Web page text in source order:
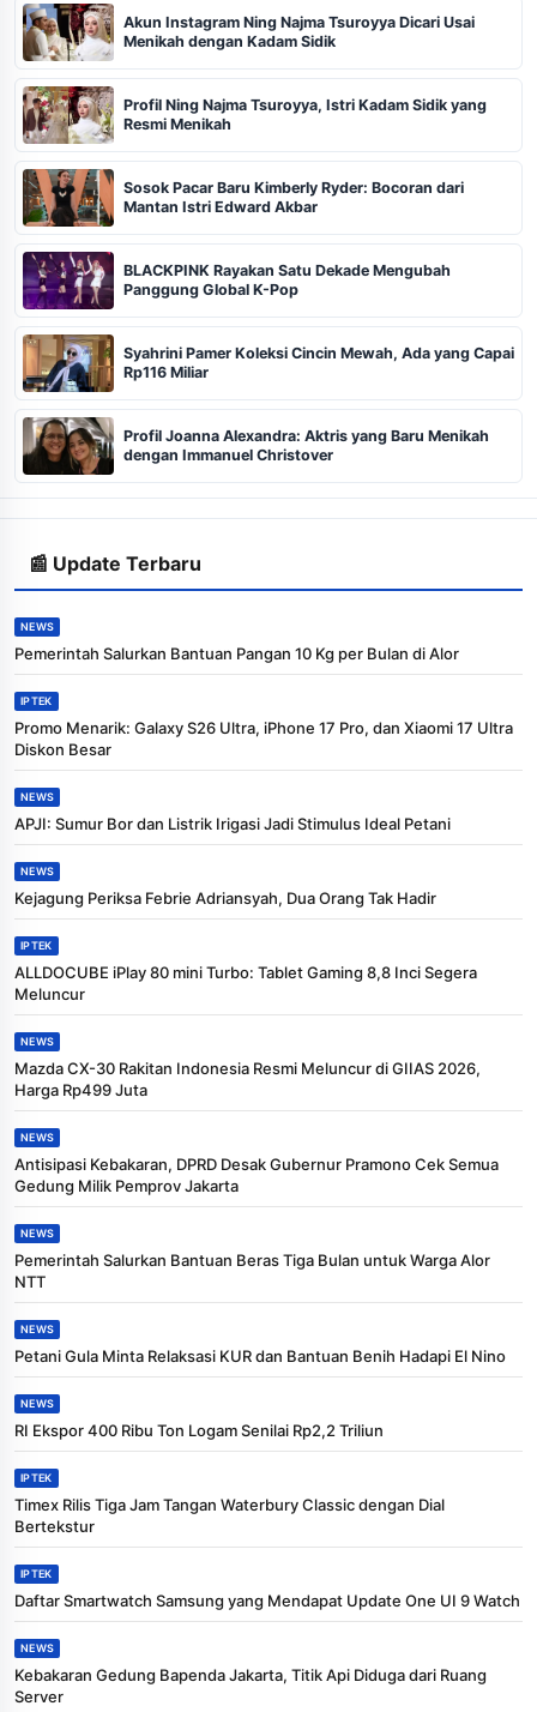
Akun Instagram Ning Najma Tsuroyya Dicari Usai
Menikah dengan Kadam Sidik
Profil Ning Najma Tsuroyya, Istri Kadam Sidik yang
Resmi Menikah
Sosok Pacar Baru Kimberly Ryder: Bocoran dari
Mantan Istri Edward Akbar
BLACKPINK Rayakan Satu Dekade Mengubah
Panggung Global K-Pop
Syahrini Pamer Koleksi Cincin Mewah, Ada yang Capai
Rp116 Miliar
Profil Joanna Alexandra: Aktris yang Baru Menikah
dengan Immanuel Christover
📰 Update Terbaru
NEWS
Pemerintah Salurkan Bantuan Pangan 10 Kg per Bulan di Alor
IPTEK
Promo Menarik: Galaxy S26 Ultra, iPhone 17 Pro, dan Xiaomi 17 Ultra
Diskon Besar
NEWS
APJI: Sumur Bor dan Listrik Irigasi Jadi Stimulus Ideal Petani
NEWS
Kejagung Periksa Febrie Adriansyah, Dua Orang Tak Hadir
IPTEK
ALLDOCUBE iPlay 80 mini Turbo: Tablet Gaming 8,8 Inci Segera
Meluncur
NEWS
Mazda CX-30 Rakitan Indonesia Resmi Meluncur di GIIAS 2026,
Harga Rp499 Juta
NEWS
Antisipasi Kebakaran, DPRD Desak Gubernur Pramono Cek Semua
Gedung Milik Pemprov Jakarta
NEWS
Pemerintah Salurkan Bantuan Beras Tiga Bulan untuk Warga Alor
NTT
NEWS
Petani Gula Minta Relaksasi KUR dan Bantuan Benih Hadapi El Nino
NEWS
RI Ekspor 400 Ribu Ton Logam Senilai Rp2,2 Triliun
IPTEK
Timex Rilis Tiga Jam Tangan Waterbury Classic dengan Dial
Bertekstur
IPTEK
Daftar Smartwatch Samsung yang Mendapat Update One UI 9 Watch
NEWS
Kebakaran Gedung Bapenda Jakarta, Titik Api Diduga dari Ruang
Server